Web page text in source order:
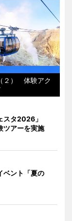
２） 体験アク
スタ2026」
ツアーを実施
ベント「夏の